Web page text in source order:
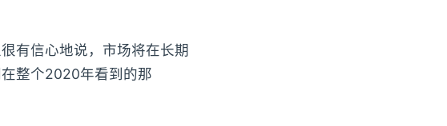
有信心地说，市场将在长期
整个2020年看到的那